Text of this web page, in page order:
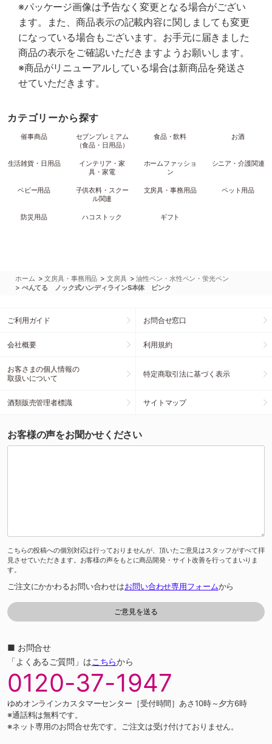
※パッケージ画像は予告なく変更となる場合がござい
ます。また、商品表示の記載内容に関しましても変更
になっている場合もございます。お手元に届きました
商品の表示をご確認いただきますようお願いします。
※商品がリニューアルしている場合は新商品を発送さ
せていただきます。
カテゴリーから探す
催事商品
セブンプレミアム
（食品・日用品）
食品・飲料 お酒
生活雑貨・日用品
インテリア・家
具・家電
ホームファッショ
ン
シニア・介護関連
ベビー用品
子供衣料・スクー
ル関連
文房具・事務用品 ペット用品
防災用品 ハコストック ギフト
ホーム >文房具・事務用品 >文房具 >油性ペン・水性ペン・蛍光ペン
> ぺんてる ノック式ハンディラインS本体 ピンク
ご利用ガイド お問合せ窓口
会社概要 利用規約
お客さまの個人情報の
取扱いについて
特定商取引法に基づく表示
酒類販売管理者標識 サイトマップ
お客様の声をお聞かせください
こちらの投稿への個別対応は行っておりませんが、頂いたご意見はスタッフがすべて拝
見させていただきます。お客様の声をもとに商品開発・サイト改善を行ってまいりま
す。
ご注文にかかわるお問い合わせはお問い合わせ専用フォームから
■ お問合せ
「よくあるご質問」はこちらから
0120-37-1947
ゆめオンラインカスタマーセンター［受付時間］あさ10時～夕方6時
※通話料は無料です。
※ネット専用のお問合せ先です。ご注文は受け付けておりません。